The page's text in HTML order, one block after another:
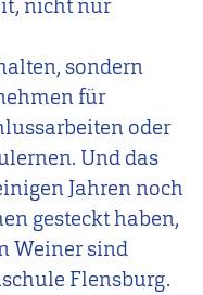
nicht nur
sondern
für
oder
Und das
Jahren noch
gesteckt haben,
Weiner sind
Flensburg.